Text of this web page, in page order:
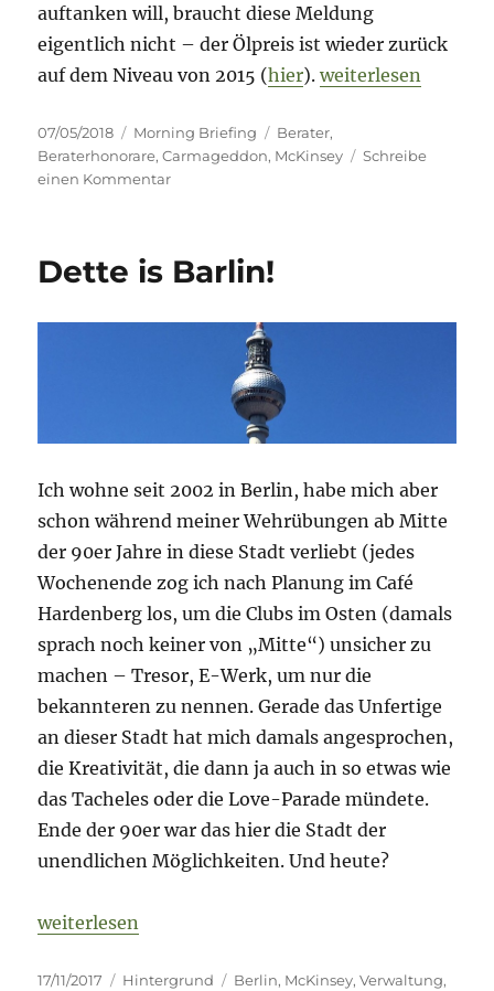
auftanken will, braucht diese Meldung
eigentlich nicht – der Ölpreis ist wieder zurück
auf dem Niveau von 2015 (hier).„Morning Briefing
weiterlesen
Veröffentlicht
am
07/05/2018 Kategorien
Morning Briefing Schlagwörter
Berater,
Beraterhonorare,Carmageddon, McKinsey
Schreibe
einen Kommentarzu
7.
Carmageddon
Automarkt
Europa
Dette is Barlin!
Ich wohne seit 2002 in Berlin, habe mich aber
schon während meiner Wehrübungen ab Mitte
der 90er Jahre in diese Stadt verliebt (jedes
Wochenende zog ich nach Planung im Café
Hardenberg los, um die Clubs im Osten (damals
sprach noch keiner von „Mitte“) unsicher zu
machen – Tresor, E-Werk, um nur die
bekannteren zu nennen. Gerade das Unfertige
an dieser Stadt hat mich damals angesprochen,
die Kreativität, die dann ja auch in so etwas wie
das Tacheles oder die Love-Parade mündete.
Ende der 90er war das hier die Stadt der
unendlichen Möglichkeiten. Und heute?
„Dette is Barlin!“
weiterlesen
Veröffentlicht
17/11/2017 Kategorien
Hintergrund Schlagwörter
Berlin, McKinsey,Verwaltung,